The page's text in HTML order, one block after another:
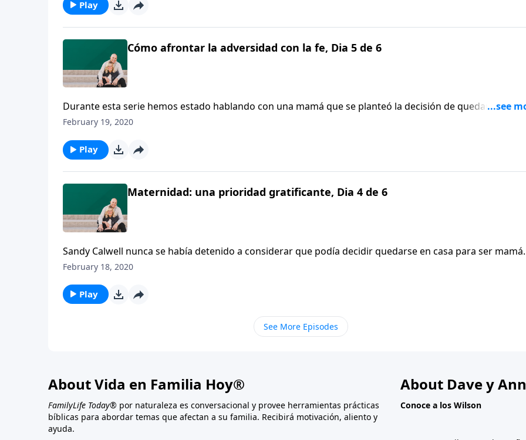
Play
Cómo afrontar la adversidad con la fe, Dia 5 de 6
Durante esta serie hemos estado hablando con una mamá que se planteó la decisión de quedarse en
para cuidar de su bebé, mientras se preguntaba: “¿Se puede hacer eso? ¿Luego es fácil volver al
February 19, 2020
Play
Maternidad: una prioridad gratificante, Dia 4 de 6
Sandy Calwell nunca se había detenido a considerar que podía decidir quedarse en casa para ser
February 18, 2020
Play
See More Episodes
About Vida en Familia Hoy®
FamilyLife Today® por naturaleza es conversacional y provee herramientas prácticas
bíblicas para abordar temas que afectan a su familia. Recibirá motivación, aliento y
ayuda.
About Dave y
Conoce a los Wilson